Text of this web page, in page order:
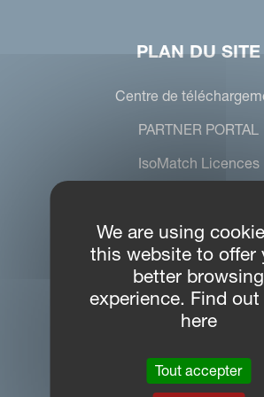
PLAN DU SITE
Centre de
PARTNER PORTAL
IsoMatch Licences
Démo
CONTACTEZ-
Oude Gentweg 81
We are using
this website to offer
better browsing
experience. Find
here
Tout accepter